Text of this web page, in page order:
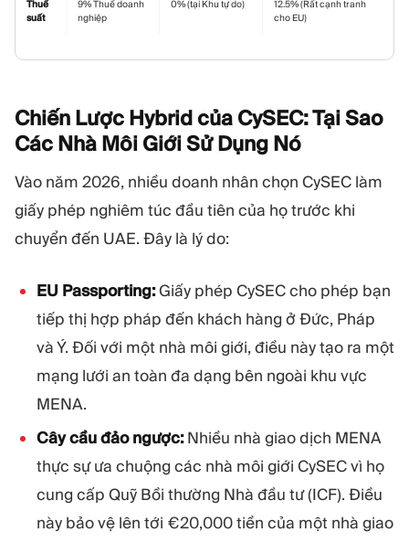
Thuế
suất
9% Thuế doanh
nghiệp
0% (tại Khu tự do)
12.5% (Rất cạnh tranh
cho EU)
Chiến Lược Hybrid của CySEC: Tại Sao
Các Nhà Môi Giới Sử Dụng Nó
Vào năm 2026, nhiều doanh nhân chọn CySEC làm
giấy phép nghiêm túc đầu tiên của họ trước khi
chuyển đến UAE. Đây là lý do:
EU Passporting:Giấy phép CySEC cho phép bạn
tiếp thị hợp pháp đến khách hàng ở Đức, Pháp
và Ý. Đối với một nhà môi giới, điều này tạo ra một
mạng lưới an toàn đa dạng bên ngoài khu vực
MENA.
Cây cầu đảo ngược:Nhiều nhà giao dịch MENA
thực sự ưa chuộng các nhà môi giới CySEC vì họ
cung cấp Quỹ Bồi thường Nhà đầu tư (ICF). Điều
này bảo vệ lên tới €20,000 tiền của một nhà giao